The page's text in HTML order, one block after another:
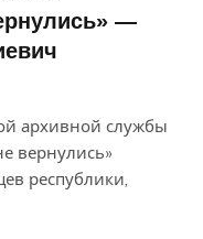
—
архивной службы
вернулись»
республики,